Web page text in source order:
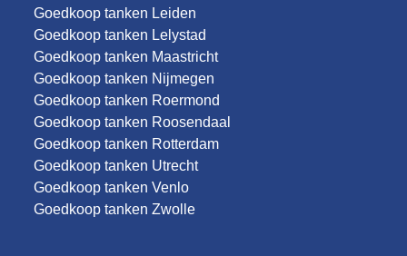
Goedkoop tanken Leiden
Goedkoop tanken Lelystad
Goedkoop tanken Maastricht
Goedkoop tanken Nijmegen
Goedkoop tanken Roermond
Goedkoop tanken Roosendaal
Goedkoop tanken Rotterdam
Goedkoop tanken Utrecht
Goedkoop tanken Venlo
Goedkoop tanken Zwolle